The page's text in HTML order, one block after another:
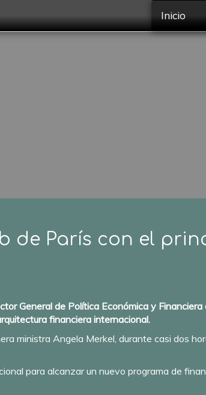
Inicio
de París con el
General de Política Económica y
financiera internacional.
ministra Angela Merkel, durante casi dos
para alcanzar un nuevo programa de